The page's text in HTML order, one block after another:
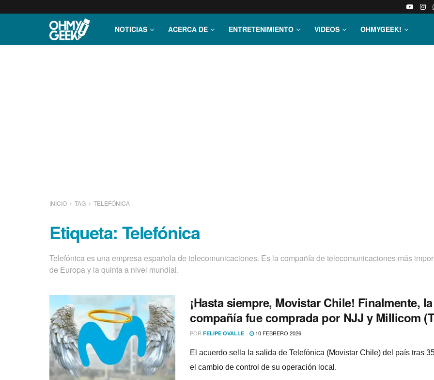
NOTICIAS ACERCA DE ENTRETENIMIENTO VIDEOS OHMYGEEK!
INICIO TAG TELEFÓNICA
Etiqueta: Telefónica
Telefónica es una empresa española de telecomunicaciones. Es la compañía de telecomunicaciones más
de Europa y la quinta a nivel mundial.
¡Hasta siempre, Movistar Chile! Finalmente, la
compañía fue comprada por NJJ y Millicom
POR FELIPE OVALLE 10 FEBRERO 2026
El acuerdo sella la salida de Telefónica (Movistar Chile) del país tras
el cambio de control de su operación local.